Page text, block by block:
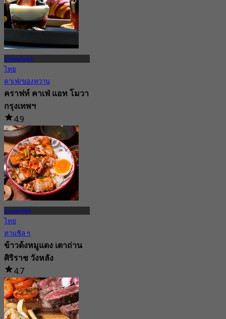
อรุณอมรินทร์
ไทย
คาเฟ่/ของหวาน
คราฟท์ คาเฟ่ แอท โมวา
กรุงเทพฯ
4.9
74 การจอง
จาก฿ 550
บางกอกน้อย
ไทย
ทานชิล ๆ
ข้าวด้งหมูแดง เตาถ่าน
ศิริราช วังหลัง
4.7
165 การจอง
จาก฿ 324.75